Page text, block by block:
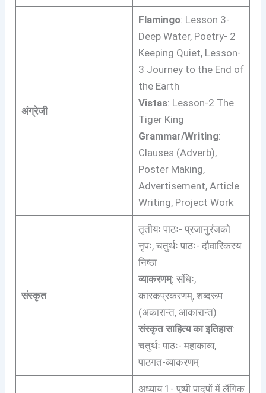
अंग्रेजी
Flamingo: Lesson 3-
Deep Water, Poetry- 2
Keeping Quiet, Lesson-
3 Journey to the End of
the Earth
Vistas: Lesson-2 The
Tiger King
Grammar/Writing:
Clauses (Adverb),
Poster Making,
Advertisement, Article
Writing, Project Work
संस्कृत
तृतीयः पाठः- प्रजानुरंजको
नृपः, चतुर्थः पाठः- दौवारिकस्य
निष्ठा
व्याकरणम्: संधिः,
कारकप्रकरणम्, शब्दरूप
(अकारान्त, आकारान्त)
संस्कृत साहित्य का इतिहास:
चतुर्थः पाठः- महाकाव्य,
पाठगत-व्याकरणम्
अध्याय 1- पुष्पी पादपों में लैंगिक